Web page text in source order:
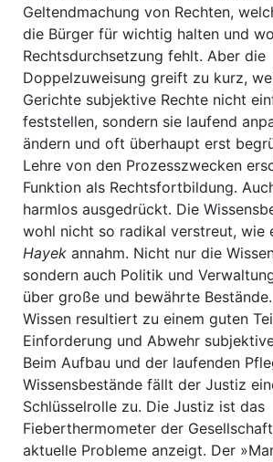
Geltendmachung von Rechten,
die Bürger für wichtig halten und
Rechtsdurchsetzung fehlt. Aber die
Doppelzuweisung greift zu kurz,
Gerichte subjektive Rechte nicht
feststellen, sondern sie laufend
ändern und oft überhaupt erst
Lehre von den Prozesszwecken
Funktion als Rechtsfortbildung.
harmlos ausgedrückt. Die
wohl nicht so radikal verstreut, wie
Hayek annahm. Nicht nur die
sondern auch Politik und
über große und bewährte
Wissen resultiert zu einem guten
Einforderung und Abwehr
Beim Aufbau und der laufenden
Wissensbestände fällt der Justiz
Schlüsselrolle zu. Die Justiz ist das
Fieberthermometer der
aktuelle Probleme anzeigt. Der